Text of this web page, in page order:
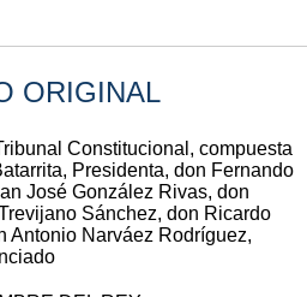
ORIGINAL
Constitucional, compuesta
Presidenta, don Fernando
José González Rivas, don
Sánchez, don Ricardo
Antonio Narváez Rodríguez,